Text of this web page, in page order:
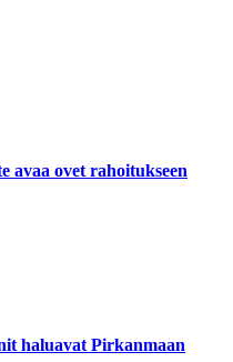
avaa ovet rahoitukseen
haluavat Pirkanmaan